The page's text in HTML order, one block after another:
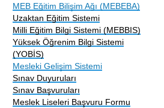
MEB Eğitim Bilişim Ağı (MEBEBA)
Uzaktan Eğitim Sistemi
Milli Eğitim Bilgi Sistemi (MEBBIS)
Yüksek Öğrenim Bilgi Sistemi
(YOBİS)
Mesleki Gelişim Sistemi
Sınav Duyuruları
Sınav Başvuruları
Meslek Liseleri Başvuru Formu